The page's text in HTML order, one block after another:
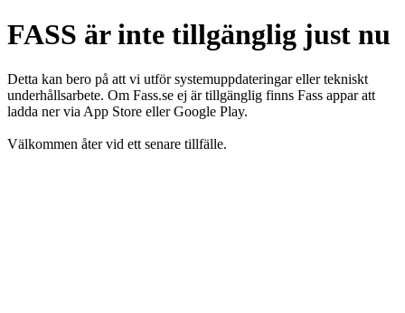
FASS är inte tillgänglig just nu
Detta kan bero på att vi utför systemuppdateringar eller tekniskt
underhållsarbete. Om Fass.se ej är tillgänglig finns Fass appar att
ladda ner via App Store eller Google Play.
Välkommen åter vid ett senare tillfälle.